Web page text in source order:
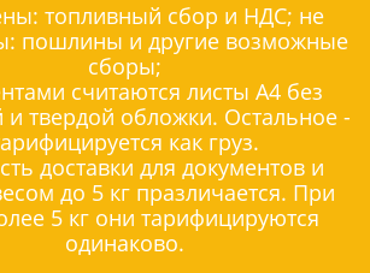
топливный сбор и НДС; не
пошлины и другие возможные
сборы;
считаются листы А4 без
и твердой обложки. Остальное -
как груз.
доставки для документов и
до 5 кг празличается. При
5 кг они тарифицируются
одинаково.